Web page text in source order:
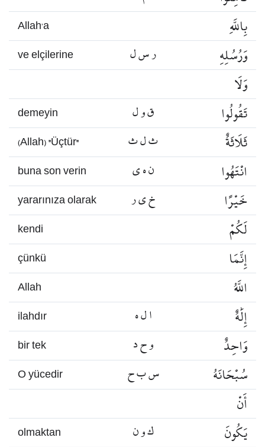
Allah’a بِاللَّهِ
ve elçilerine ر س ل
وَرُسُلِهِ
وَلَا
demeyin ق و ل تَقُولُوا
(Allah) "Üçtür" ث ل ث ثَلَاثَةٌ
buna son verin ن ه ي انْتَهُوا
yararınıza olarak خ ي ر خَيْرًا
kendi لَكُمْ
çünkü إِنَّمَا
Allah اللَّهُ
ilahdır ا ل ه إِلَٰهٌ
bir tek و ح د وَاحِدٌ
O yücedir س ب ح
سُبْحَانَهُ
أَنْ
olmaktan ك و ن يَكُونَ